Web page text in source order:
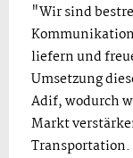
"Wir sind
liefern und
Umsetzung
Adif, wodurch
Markt
Transportation.